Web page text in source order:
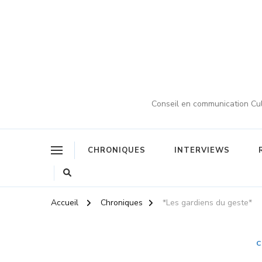
Conseil en communication
CHRONIQUES INTERVIEWS
Accueil Chroniques *Les gardiens du geste*